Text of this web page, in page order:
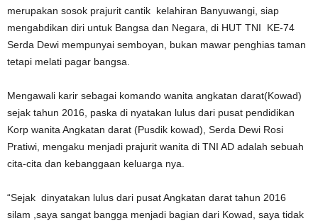
merupakan sosok prajurit cantik kelahiran Banyuwangi, siap
mengabdikan diri untuk Bangsa dan Negara, di HUT TNI KE-74
Serda Dewi mempunyai semboyan, bukan mawar penghias taman
tetapi melati pagar bangsa.
Mengawali karir sebagai komando wanita angkatan darat(Kowad)
sejak tahun 2016, paska di nyatakan lulus dari pusat pendidikan
Korp wanita Angkatan darat (Pusdik kowad), Serda Dewi Rosi
Pratiwi, mengaku menjadi prajurit wanita di TNI AD adalah sebuah
cita-cita dan kebanggaan keluarga nya.
“Sejak dinyatakan lulus dari pusat Angkatan darat tahun 2016
silam ,saya sangat bangga menjadi bagian dari Kowad, saya tidak